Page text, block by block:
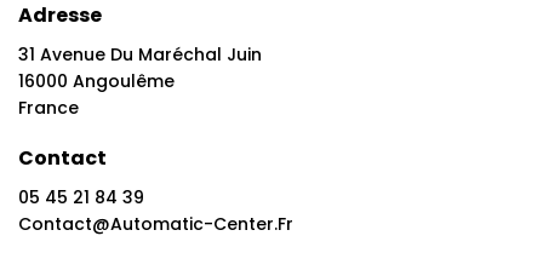
Adresse
31 Avenue Du Maréchal Juin
16000 Angoulême
France
Contact
05 45 21 84 39
Contact@automatic-Center.fr